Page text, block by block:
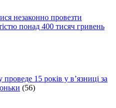
незаконно провезти
понад 400 тисяч гривень
15 років у в’язниці за
(56)